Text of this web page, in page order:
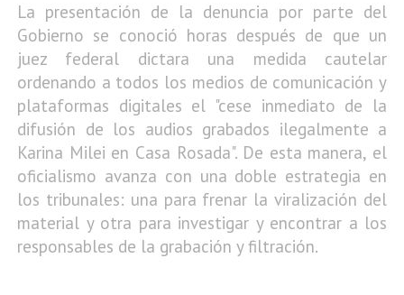
La presentación de la denuncia por parte del
Gobierno se conoció horas después de que un
juez federal dictara una medida cautelar
ordenando a todos los medios de comunicación y
plataformas digitales el "cese inmediato de la
difusión de los audios grabados ilegalmente a
Karina Milei en Casa Rosada". De esta manera, el
oficialismo avanza con una doble estrategia en
los tribunales: una para frenar la viralización del
material y otra para investigar y encontrar a los
responsables de la grabación y filtración.